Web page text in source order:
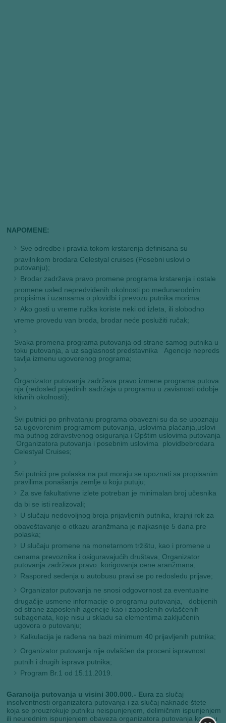
NAPOMENE:
Sve odredbe i pravila tokom krstarenja definisana su
pravilnikom brodara Celestyal cruises (Posebni uslovi o
putovanju);
Brodar zadržava pravo promene programa krstarenja i ostale
promene usled nepredviđenih okolnosti po međunarodnim
propisima i uzansama o plovidbi i prevozu putnika morima:
Ako gosti u vreme ručka koriste neki od izleta, ili slobodno
vreme provedu van broda, brodar neće poslužiti ručak;
Svaka promena programa putovanja od strane samog putnika u
toku putovanja, a uz saglasnost predstavnika Agencije nepreds
tavlja izmenu ugovorenog programa;
Organizator putovanja zadržava pravo izmene programa putova
nja (redosled pojedinih sadržaja u programu u zavisnosti odobje
ktivnih okolnosti);
Svi putnici po prihvatanju programa obavezni su da se upoznaju
sa ugovorenim programom putovanja, uslovima plaćanja,uslovi
ma putnog zdravstvenog osiguranja i Opštim uslovima putovanja
Organizatora putovanja i posebnim uslovima plovidbebrodara
Celestyal Cruises;
Svi putnici pre polaska na put moraju se upoznati sa propisanim
pravilima ponašanja zemlje u koju putuju;
Za sve fakultativne izlete potreban je minimalan broj učesnika
da bi se isti realizovali;
U slučaju nedovoljnog broja prijavljenih putnika, krajnji rok za
obaveštavanje o otkazu aranžmana je najkasnije 5 dana pre
polaska;
U slučaju promene na monetarnom tržištu, kao i promene u
cenama prevoznika i osiguravajućih društava, Organizator
putovanja zadržava pravo korigovanja cene aranžmana;
Raspored sedenja u autobusu pravi se po redosledu prijave;
Organizator putovanja ne snosi odgovornost za eventualne
drugačije usmene informacije o programu putovanja, dobijenih
od strane zaposlenih agencije kao i zaposlenih ovlašćenih
subagenata, koje nisu u skladu sa elementima zaključenih
ugovora o putovanju;
Kalkulacija je rađena na bazi minimum 40 prijavljenih putnika;
Organizator putovanja nije ovlašćen da proceni ispravnost
putnih i drugih isprava putnika;
Program Br.1 od 15.11.2019.
Garancija putovanja u visini 300.000.- Eura za slučaj
insolventnosti organizatora putovanja i za slučaj naknade štete
koja se prouzrokuje putniku neispunjenjem, delimičnim ispunjenjem
ili neurednim ispunjenjem obaveza organizatora putovanja koje su